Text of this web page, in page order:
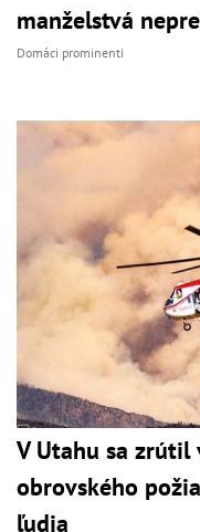
manželstvá
Domáci prominenti
V Utahu sa
obrovského
ľudia